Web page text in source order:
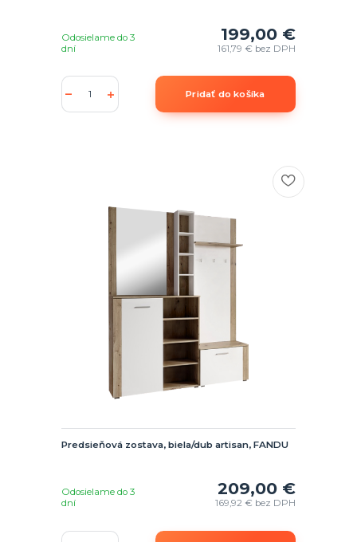
199,00 €
161,79 € bez DPH
Odosielame do 3
dní
Pridať do košíka
Predsieňová zostava, biela/dub artisan, FANDU
209,00 €
169,92 € bez DPH
Odosielame do 3
dní